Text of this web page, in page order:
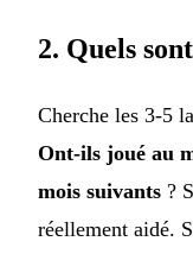
2. Quels
Cherche les 3-5
Ont-ils joué au
mois suivants ?
réellement aidé.